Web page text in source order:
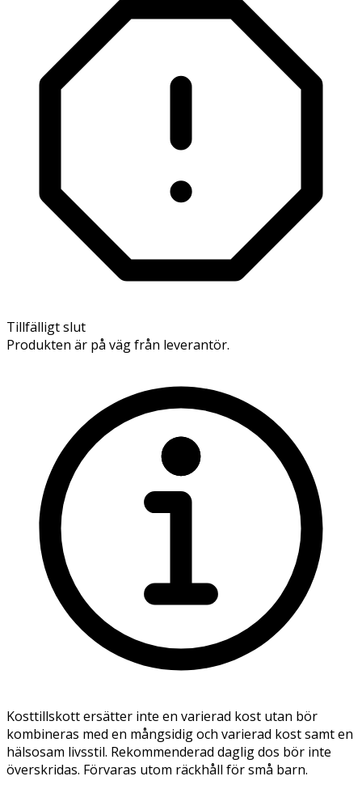
Tillfälligt slut
Produkten är på väg från leverantör.
Kosttillskott ersätter inte en varierad kost utan bör
kombineras med en mångsidig och varierad kost samt en
hälsosam livsstil. Rekommenderad daglig dos bör inte
överskridas. Förvaras utom räckhåll för små barn.